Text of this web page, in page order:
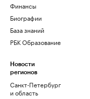
Финансы
Биографии
База знаний
РБК Образование
Новости
регионов
Санкт-Петербург
и область